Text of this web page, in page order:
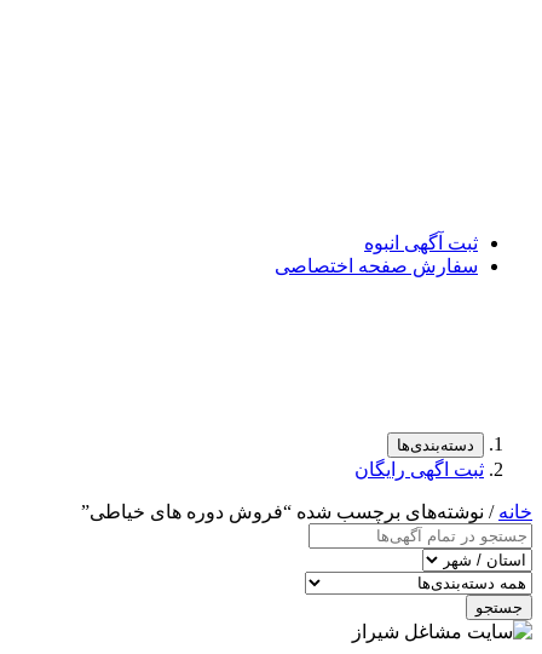
ثبت آگهی انبوه
سفارش صفحه اختصاصی
دسته‌بندی‌ها
ثبت اگهی رایگان
خانه / نوشته‌های برچسب شده “فروش دوره های خیاطی”
جستجو